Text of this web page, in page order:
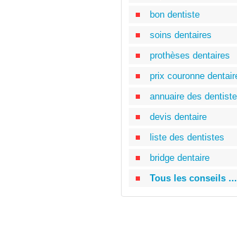
bon dentiste
soins dentaires
prothèses dentaires
prix couronne
annuaire des
devis dentaire
liste des dentistes
bridge dentaire
Tous les conseils ...